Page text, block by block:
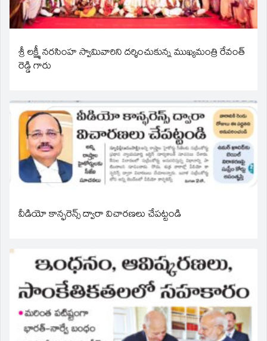
శ్రీ లక్ష్మీ నరసింహ స్వామివారిని దర్శించుకున్న ముఖ్యమంత్రి రేవంత్
రెడ్డి గారు
వీడియో కాన్ఫరెన్స్ ద్వారా విచారణలు చేపట్టండి